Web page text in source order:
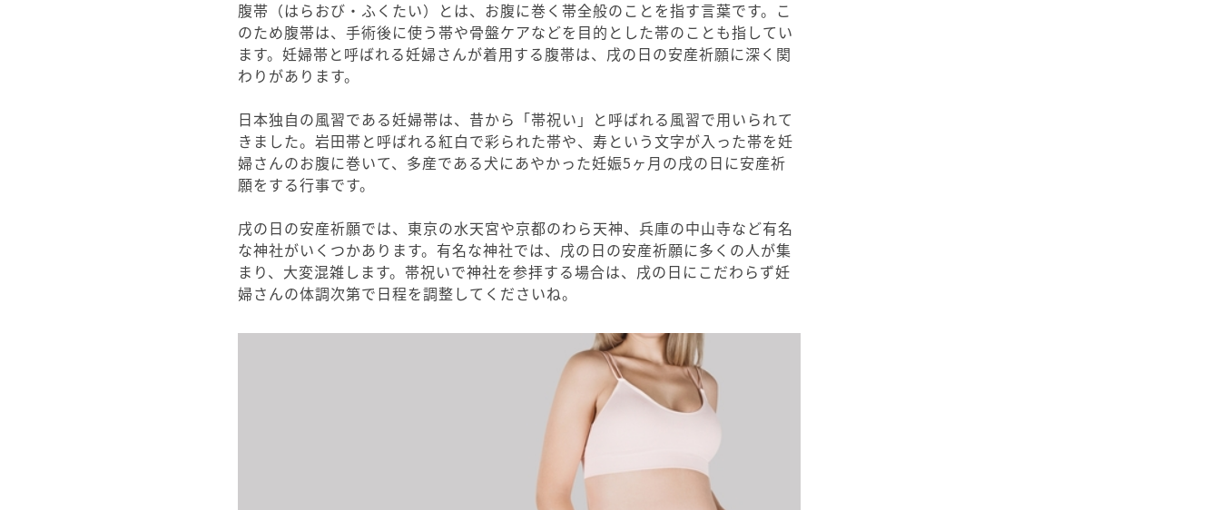
腹帯（はらおび・ふくたい）とは、お腹に巻く帯全般のことを指す言葉です。こ
のため腹帯は、手術後に使う帯や骨盤ケアなどを目的とした帯のことも指してい
ます。妊婦帯と呼ばれる妊婦さんが着用する腹帯は、戌の日の安産祈願に深く関
わりがあります。
日本独自の風習である妊婦帯は、昔から「帯祝い」と呼ばれる風習で用いられて
きました。岩田帯と呼ばれる紅白で彩られた帯や、寿という文字が入った帯を妊
婦さんのお腹に巻いて、多産である犬にあやかった妊娠5ヶ月の戌の日に安産祈
願をする行事です。
戌の日の安産祈願では、東京の水天宮や京都のわら天神、兵庫の中山寺など有名
な神社がいくつかあります。有名な神社では、戌の日の安産祈願に多くの人が集
まり、大変混雑します。帯祝いで神社を参拝する場合は、戌の日にこだわらず妊
婦さんの体調次第で日程を調整してくださいね。